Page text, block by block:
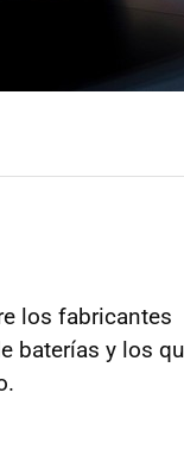
los fabricantes
baterías y los